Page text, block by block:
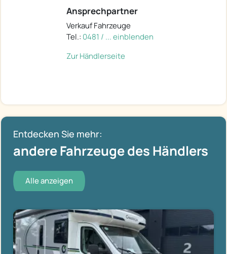
Ansprechpartner
Verkauf Fahrzeuge
Tel.: 0481 / ... einblenden
Zur Händlerseite
Entdecken Sie mehr:
andere Fahrzeuge des Händlers
Alle anzeigen